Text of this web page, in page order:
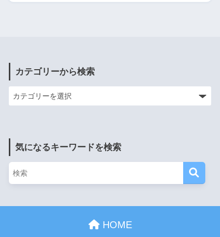
カテゴリーから検索
気になるキーワードを検索
HOME